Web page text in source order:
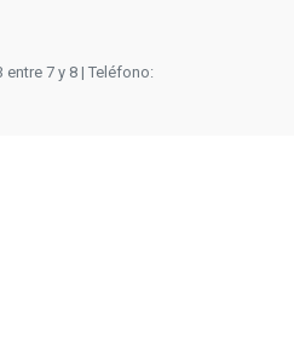
7 y 8 | Teléfono: